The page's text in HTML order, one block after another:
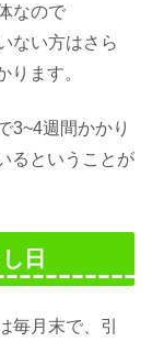
なので
ない方はさら
ります。
3~4週間かかり
るということが
日
毎月末で、引